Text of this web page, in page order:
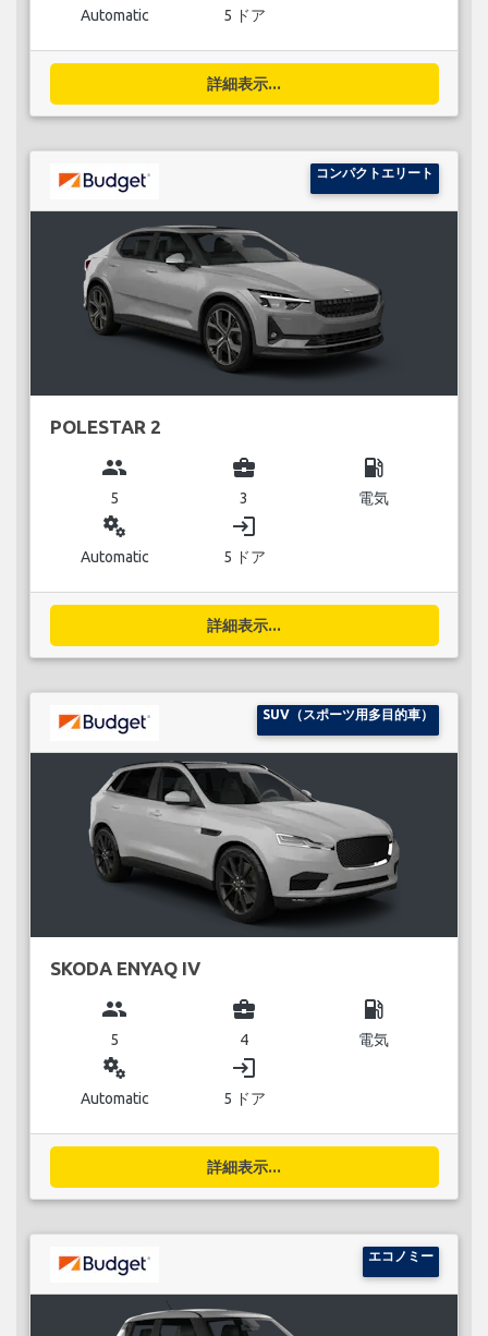
Automatic 5 ドア
詳細表示...
コンパクトエリート
POLESTAR 2
group
5
business_center
3
local_gas_station
電気
miscellaneous_services
Automatic
login
5 ドア
詳細表示...
SUV（スポーツ用多目的車）
SKODA ENYAQ IV
group
5
business_center
4
local_gas_station
電気
miscellaneous_services
Automatic
login
5 ドア
詳細表示...
エコノミー